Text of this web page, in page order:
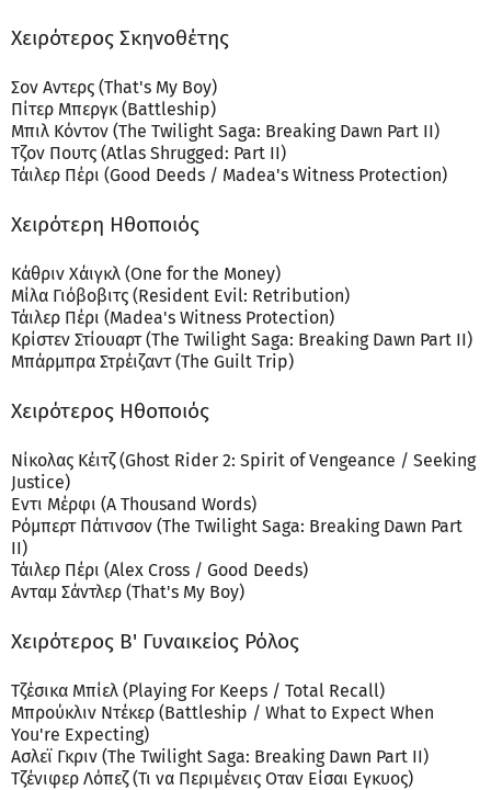
Χειρότερος Σκηνοθέτης
Σον Αντερς (That's My Boy)
Πίτερ Μπεργκ (Battleship)
Μπιλ Κόντον (The Twilight Saga: Breaking Dawn Part II)
Τζον Πουτς (Atlas Shrugged: Part II)
Τάιλερ Πέρι (Good Deeds / Madea's Witness Protection)
Χειρότερη Ηθοποιός
Κάθριν Χάιγκλ (One for the Money)
Μίλα Γιόβοβιτς (Resident Evil: Retribution)
Τάιλερ Πέρι (Madea's Witness Protection)
Κρίστεν Στίουαρτ (The Twilight Saga: Breaking Dawn Part II)
Μπάρμπρα Στρέιζαντ (The Guilt Trip)
Χειρότερος Ηθοποιός
Νίκολας Κέιτζ (Ghost Rider 2: Spirit of Vengeance / Seeking
Justice)
Εντι Μέρφι (Α Thousand Words)
Ρόμπερτ Πάτινσον (The Twilight Saga: Breaking Dawn Part
II)
Τάιλερ Πέρι (Alex Cross / Good Deeds)
Ανταμ Σάντλερ (That's My Boy)
Χειρότερος Β' Γυναικείος Ρόλος
Τζέσικα Μπίελ (Playing For Keeps / Total Recall)
Μπρούκλιν Ντέκερ (Battleship / What to Expect When
You're Expecting)
Ασλεϊ Γκριν (The Twilight Saga: Breaking Dawn Part II)
Τζένιφερ Λόπεζ (Τι να Περιμένεις Οταν Είσαι Εγκυος)